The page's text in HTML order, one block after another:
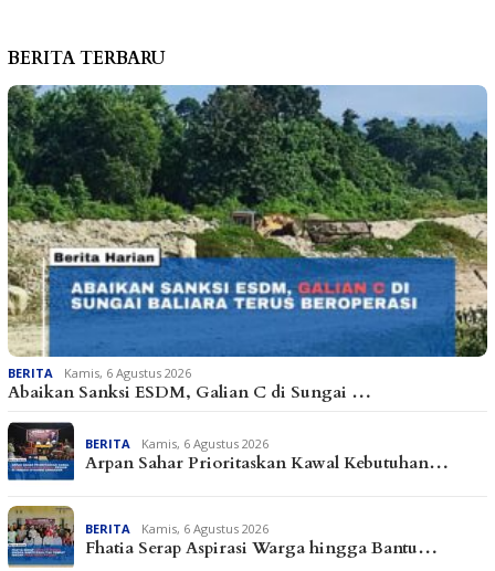
BERITA TERBARU
BERITA Kamis, 6 Agustus 2026
Abaikan Sanksi ESDM, Galian C di Sungai …
BERITA Kamis, 6 Agustus 2026
Arpan Sahar Prioritaskan Kawal Kebutuhan…
BERITA Kamis, 6 Agustus 2026
Fhatia Serap Aspirasi Warga hingga Bantu…